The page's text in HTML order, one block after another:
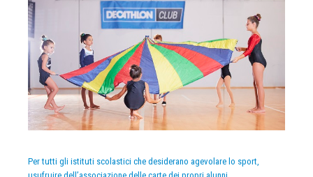
Per tutti gli istituti scolastici che desiderano agevolare lo sport,